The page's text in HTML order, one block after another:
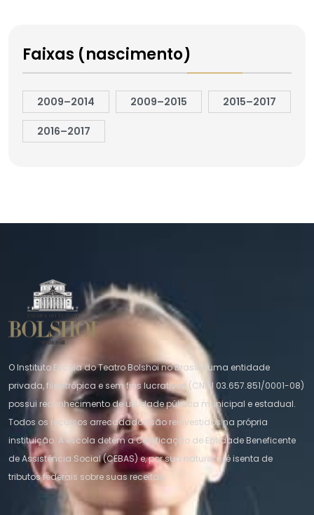
Faixas (nascimento)
2009–2014 2009–2015 2015–2017
2016–2017
O Instituto Escola do Teatro Bolshoi no Brasil é uma entidade
privada, filantrópica e sem fins lucrativos (CNPJ 03.657.851/0001-08)
possui reconhecimento de utilidade pública municipal e estadual.
Todos os recursos arrecadados são reinvestidos na própria
instituição. A escola detém a Certificação de Entidade Beneficente
de Assistência Social (CEBAS) e, por sua natureza, é isenta de
tributos federais sobre suas receitas.